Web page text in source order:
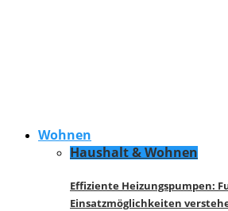
Wohnen
Haushalt & Wohnen
Effiziente Heizungspumpen:
Einsatzmöglichkeiten